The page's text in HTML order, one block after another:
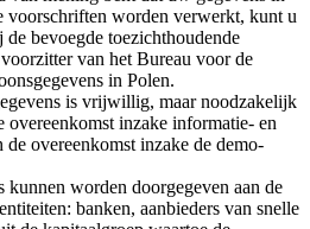
voorschriften worden verwerkt, kunt u
bevoegde toezichthoudende
van het Bureau voor de
in Polen.
is vrijwillig, maar noodzakelijk
overeenkomst inzake informatie- en
de overeenkomst inzake de demo-
kunnen worden doorgegeven aan de
banken, aanbieders van snelle